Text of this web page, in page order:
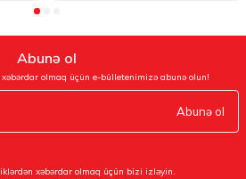
Abunə ol
olmaq üçün e-bülletenimizə abunə olun!
Abunə ol
xəbərdar olmaq üçün bizi izləyin.